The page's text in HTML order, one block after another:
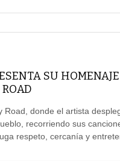
SU
Road, donde el artista
recorriendo sus
respeto, cercanía y